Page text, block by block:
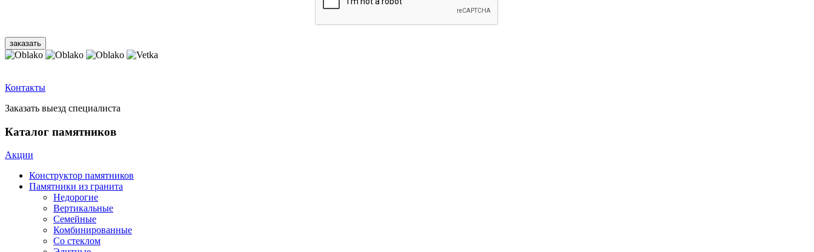
Контакты
Заказать выезд специалиста
Каталог памятников
Акции
Конструктор памятников
Памятники из гранита
Недорогие
Вертикальные
Семейные
Комбинированные
Со стеклом